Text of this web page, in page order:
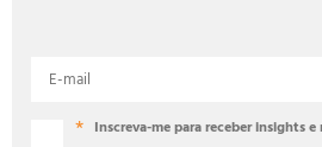
E-mail
Inscreva-me para receber insights e